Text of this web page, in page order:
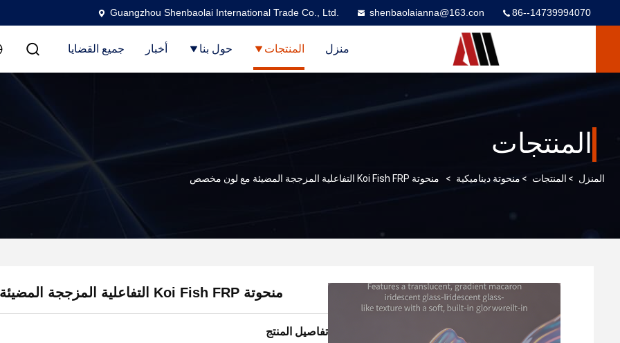
Guangzhou Shenbaolai International Trade Co., Ltd. shenbaolaianna@163.con 86--14739994070
منزل المنتجات حول بنا أخبار جميع القضايا
المنتجات
المنزل > المنتجات > منحوتة ديناميكية > منحوتة Koi Fish FRP التفاعلية المزججة المضيئة مع لون مخصص
منحوتة Koi Fish FRP التفاعلية المزججة المضيئة مع لون مخصص
تفاصيل المنتج